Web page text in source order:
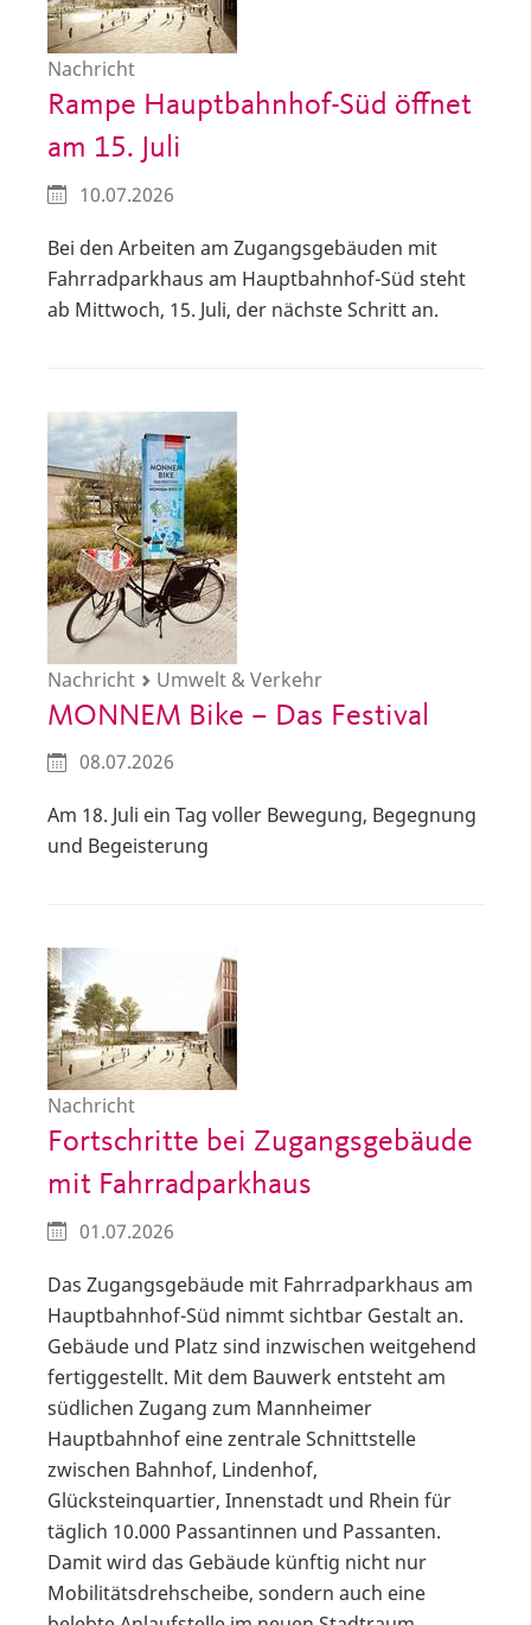
Nachricht
Rampe Hauptbahnhof-Süd öffnet
am 15. Juli
10.07.2026
Bei den Arbeiten am Zugangsgebäuden mit
Fahrradparkhaus am Hauptbahnhof-Süd steht
ab Mittwoch, 15. Juli, der nächste Schritt an.
Nachricht Umwelt & Verkehr
MONNEM Bike – Das Festival
08.07.2026
Am 18. Juli ein Tag voller Bewegung, Begegnung
und Begeisterung
Nachricht
Fortschritte bei Zugangsgebäude
mit Fahrradparkhaus
01.07.2026
Das Zugangsgebäude mit Fahrradparkhaus am
Hauptbahnhof-Süd nimmt sichtbar Gestalt an.
Gebäude und Platz sind inzwischen weitgehend
fertiggestellt. Mit dem Bauwerk entsteht am
südlichen Zugang zum Mannheimer
Hauptbahnhof eine zentrale Schnittstelle
zwischen Bahnhof, Lindenhof,
Glücksteinquartier, Innenstadt und Rhein für
täglich 10.000 Passantinnen und Passanten.
Damit wird das Gebäude künftig nicht nur
Mobilitätsdrehscheibe, sondern auch eine